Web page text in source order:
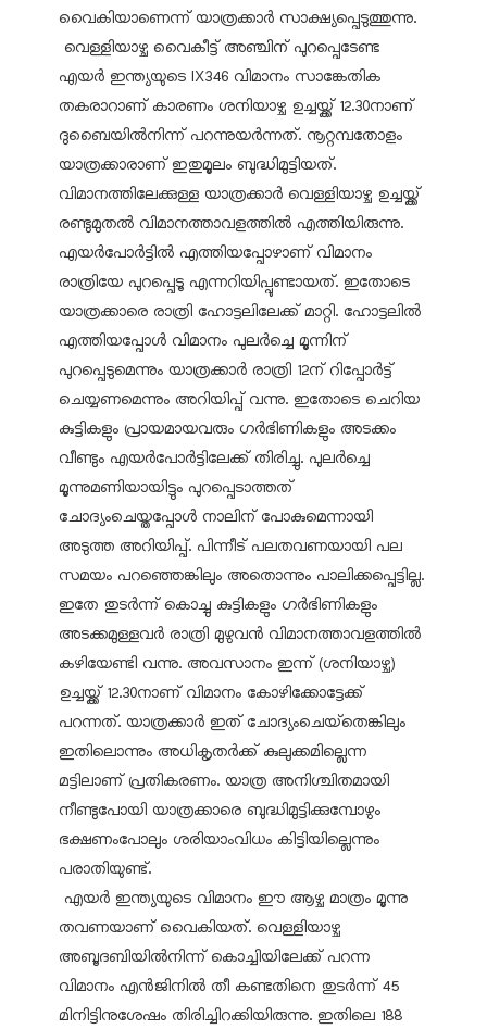
വൈകിയാണെന്ന് യാത്രക്കാർ സാക്ഷ്യപ്പെടുത്തുന്നു.
വെള്ളിയാഴ്ച വൈകീട്ട് അഞ്ചിന് പുറപ്പെടേണ്ട
എയർ ഇന്ത്യയുടെ IX346 വിമാനം സാങ്കേതിക
തകരാറാണ് കാരണം ശനിയാഴ്ച ഉച്ചയ്ക്ക് 12.30നാണ്
ദുബൈയിൽനിന്ന് പറന്നുയർന്നത്. നൂറ്റമ്പതോളം
യാത്രക്കാരാണ് ഇതുമൂലം ബുദ്ധിമുട്ടിയത്.
വിമാനത്തിലേക്കുള്ള യാത്രക്കാർ വെള്ളിയാഴ്ച ഉച്ചയ്ക്ക്
രണ്ടുമുതൽ വിമാനത്താവളത്തിൽ എത്തിയിരുന്നു.
എയർപോർട്ടിൽ എത്തിയപ്പോഴാണ് വിമാനം
രാത്രിയേ പുറപ്പെടൂ എന്നറിയിപ്പുണ്ടായത്. ഇതോടെ
യാത്രക്കാരെ രാത്രി ഹോട്ടലിലേക്ക് മാറ്റി. ഹോട്ടലിൽ
എത്തിയപ്പോൾ വിമാനം പുലർച്ചെ മൂന്നിന്
പുറപ്പെടുമെന്നും യാത്രക്കാർ രാത്രി 12ന് റിപ്പോർട്ട്
ചെയ്യണമെന്നും അറിയിപ്പ് വന്നു. ഇതോടെ ചെറിയ
കുട്ടികളും പ്രായമായവരും ഗർഭിണികളും അടക്കം
വീണ്ടും എയർപോർട്ടിലേക്ക് തിരിച്ചു. പുലർച്ചെ
മൂന്നുമണിയായിട്ടും പുറപ്പെടാത്തത്
ചോദ്യംചെയ്തപ്പോൾ നാലിന് പോകുമെന്നായി
അടുത്ത അറിയിപ്പ്. പിന്നീട് പലതവണയായി പല
സമയം പറഞ്ഞെങ്കിലും അതൊന്നും പാലിക്കപ്പെട്ടില്ല.
ഇതേ തുടർന്ന് കൊച്ചു കുട്ടികളും ഗർഭിണികളും
അടക്കമുള്ളവർ രാത്രി മുഴുവൻ വിമാനത്താവളത്തിൽ
കഴിയേണ്ടി വന്നു. അവസാനം ഇന്ന് (ശനിയാഴ്ച)
ഉച്ചയ്ക്ക് 12.30നാണ് വിമാനം കോഴിക്കോട്ടേക്ക്
പറന്നത്. യാത്രക്കാർ ഇത് ചോദ്യംചെയ്‌തെങ്കിലും
ഇതിലൊന്നും അധികൃതർക്ക് കുലുക്കമില്ലെന്ന
മട്ടിലാണ് പ്രതികരണം. യാത്ര അനിശ്ചിതമായി
നീണ്ടുപോയി യാത്രക്കാരെ ബുദ്ധിമുട്ടിക്കുമ്പോഴും
ഭക്ഷണംപോലും ശരിയാംവിധം കിട്ടിയില്ലെന്നും
പരാതിയുണ്ട്.
എയർ ഇന്ത്യയുടെ വിമാനം ഈ ആഴ്ച മാത്രം മൂന്നു
തവണയാണ് വൈകിയത്. വെള്ളിയാഴ്ച
അബൂദബിയിൽനിന്ന് കൊച്ചിയിലേക്ക് പറന്ന
വിമാനം എൻജിനിൽ തീ കണ്ടതിനെ തുടർന്ന് 45
മിനിട്ടിനുശേഷം തിരിച്ചിറക്കിയിരുന്നു. ഇതിലെ 188